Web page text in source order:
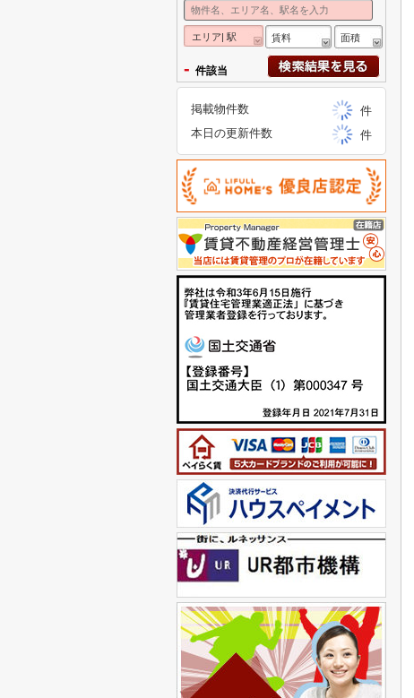
エリア| 駅 賃料 面積
- 件該当
掲載物件数
件
本日の更新件数
件